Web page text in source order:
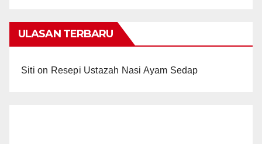
ULASAN TERBARU
Siti on Resepi Ustazah Nasi Ayam Sedap